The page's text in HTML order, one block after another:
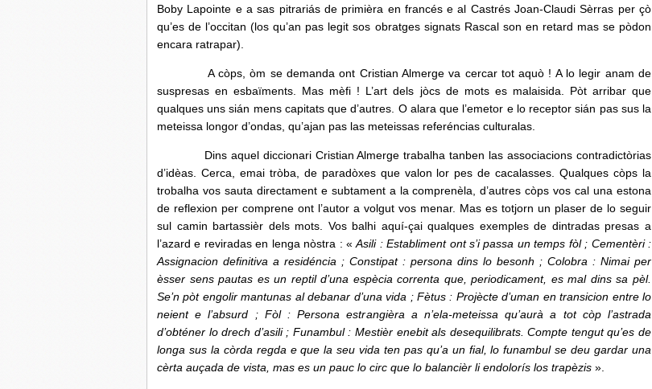
Boby Lapointe e a sas pitrariás de primièra en francés e al Castrés Joan-Claudi Sèrras per çò
qu’es de l’occitan (los qu’an pas legit sos obratges signats Rascal son en retard mas se pòdon
encara ratrapar).
A còps, òm se demanda ont Cristian Almerge va cercar tot aquò ! A lo legir anam de
suspresas en esbaïments. Mas mèfi ! L’art dels jòcs de mots es malaisida. Pòt arribar que
qualques uns sián mens capitats que d’autres. O alara que l’emetor e lo receptor sián pas sus la
meteissa longor d’ondas, qu’ajan pas las meteissas referéncias culturalas.
Dins aquel diccionari Cristian Almerge trabalha tanben las associacions contradictòrias
d’idèas. Cerca, emai tròba, de paradòxes que valon lor pes de cacalasses. Qualques còps la
trobalha vos sauta directament e subtament a la comprenèla, d’autres còps vos cal una estona
de reflexion per comprene ont l’autor a volgut vos menar. Mas es totjorn un plaser de lo seguir
sul camin bartassièr dels mots. Vos balhi aquí-çai qualques exemples de dintradas presas a
l’azard e reviradas en lenga nòstra : «Asili : Establiment ont s’i passa un temps fòl ; Cementèri :
Assignacion definitiva a residéncia ; Constipat : persona dins lo besonh ; Colobra : Nimai per
èsser sens pautas es un reptil d’una espècia correnta que, periodicament, es mal dins sa pèl.
Se’n pòt engolir mantunas al debanar d’una vida ; Fètus : Projècte d’uman en transicion entre lo
neient e l’absurd ; Fòl : Persona estrangièra a n’ela-meteissa qu’aurà a tot còp l’astrada
d’obténer lo drech d’asili ; Funambul : Mestièr enebit als desequilibrats. Compte tengut qu’es de
longa sus la còrda regda e que la seu vida ten pas qu’a un fial, lo funambul se deu gardar una
cèrta auçada de vista, mas es un pauc lo circ que lo balancièr li endolorís los trapèzis ».